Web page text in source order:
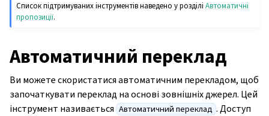
Список підтримуваних інструментів наведено у розділіАвтоматичні
пропозиції.
Автоматичний переклад
Ви можете скористатися автоматичним перекладом, щоб
започаткувати переклад на основі зовнішніх джерел. Цей
інструмент називається Автоматичний переклад . Доступ